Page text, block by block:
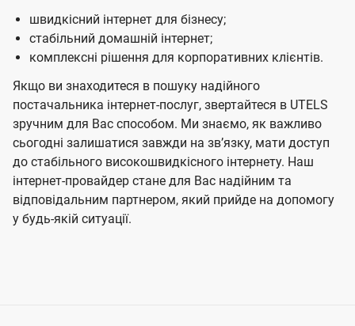
швидкісний інтернет для бізнесу;
стабільний домашній інтернет;
комплексні рішення для корпоративних клієнтів.
Якщо ви знаходитеся в пошуку надійного
постачальника інтернет-послуг, звертайтеся в UTELS
зручним для Вас способом. Ми знаємо, як важливо
сьогодні залишатися завжди на звʼязку, мати доступ
до стабільного високошвидкісного інтернету. Наш
інтернет-провайдер стане для Вас надійним та
відповідальним партнером, який прийде на допомогу
у будь-якій ситуації.